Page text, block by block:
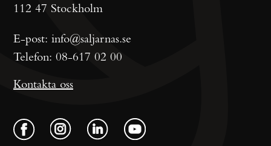
112 47 Stockholm
E-post: info@saljarnas.se
Telefon: 08-617 02 00
Kontakta oss